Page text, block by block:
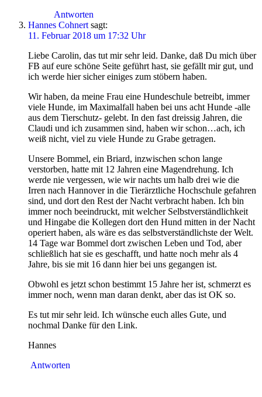
Antworten
Hannes Cohnert sagt:
11. Februar 2018 um 17:32 Uhr
Liebe Carolin, das tut mir sehr leid. Danke, daß Du mich über
FB auf eure schöne Seite geführt hast, sie gefällt mir gut, und
ich werde hier sicher einiges zum stöbern haben.
Wir haben, da meine Frau eine Hundeschule betreibt, immer
viele Hunde, im Maximalfall haben bei uns acht Hunde -alle
aus dem Tierschutz- gelebt. In den fast dreissig Jahren, die
Claudi und ich zusammen sind, haben wir schon…ach, ich
weiß nicht, viel zu viele Hunde zu Grabe getragen.
Unsere Bommel, ein Briard, inzwischen schon lange
verstorben, hatte mit 12 Jahren eine Magendrehung. Ich
werde nie vergessen, wie wir nachts um halb drei wie die
Irren nach Hannover in die Tierärztliche Hochschule gefahren
sind, und dort den Rest der Nacht verbracht haben. Ich bin
immer noch beeindruckt, mit welcher Selbstverständlichkeit
und Hingabe die Kollegen dort den Hund mitten in der Nacht
operiert haben, als wäre es das selbstverständlichste der Welt.
14 Tage war Bommel dort zwischen Leben und Tod, aber
schließlich hat sie es geschafft, und hatte noch mehr als 4
Jahre, bis sie mit 16 dann hier bei uns gegangen ist.
Obwohl es jetzt schon bestimmt 15 Jahre her ist, schmerzt es
immer noch, wenn man daran denkt, aber das ist OK so.
Es tut mir sehr leid. Ich wünsche euch alles Gute, und
nochmal Danke für den Link.
Hannes
Antworten